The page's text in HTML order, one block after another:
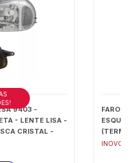
9403 -
- LENTE LISA -
CRISTAL -
FAROL
INOVOX